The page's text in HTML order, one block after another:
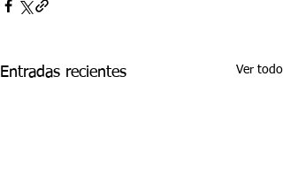
Entradas recientes Ver todo